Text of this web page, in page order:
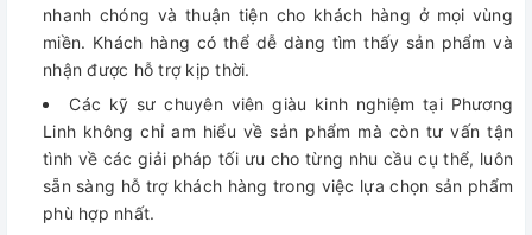
nhanh chóng và thuận tiện cho khách hàng ở mọi vùng
miền. Khách hàng có thể dễ dàng tìm thấy sản phẩm và
nhận được hỗ trợ kịp thời.
Các kỹ sư chuyên viên giàu kinh nghiệm tại Phương
Linh không chỉ am hiểu về sản phẩm mà còn tư vấn tận
tình về các giải pháp tối ưu cho từng nhu cầu cụ thể, luôn
sẵn sàng hỗ trợ khách hàng trong việc lựa chọn sản phẩm
phù hợp nhất.